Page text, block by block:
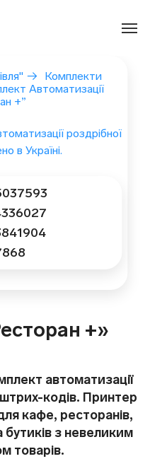
→
Комплекти
Автоматизації
+”
роздрібної
в Україні.
+»
автоматизації
кодів. Принтер
кафе, ресторанів,
бутиків з невеликим
товарів.